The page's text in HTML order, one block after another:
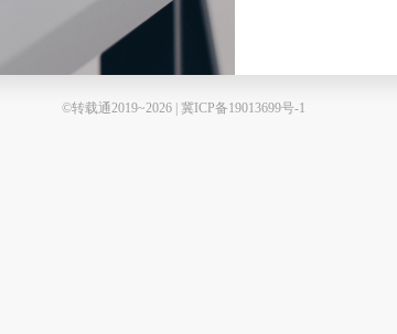
©转载通2019~2026 | 冀ICP备19013699号-1